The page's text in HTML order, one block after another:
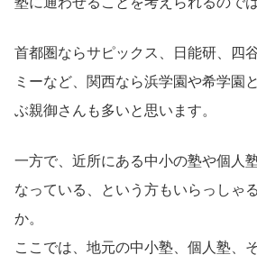
首都圏ならサピックス、日能研、四
ミーなど、関西なら浜学園や希学園
ぶ親御さんも多いと思います。
一方で、近所にある中小の塾や個人
なっている、という方もいらっしゃ
か。
ここでは、地元の中小塾、個人塾、